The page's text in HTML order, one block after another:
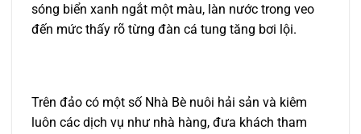
sóng biển xanh ngắt một màu, làn nước trong veo
đến mức thấy rõ từng đàn cá tung tăng bơi lội.
Trên đảo có một số Nhà Bè nuôi hải sản và kiêm
luôn các dịch vụ như nhà hàng, đưa khách tham